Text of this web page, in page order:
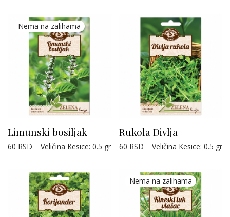
Limunski bosiljak
Veličina Kesice: 0.5 gr
60 RSD
Rukola Divlja
Veličina Kesice: 0.5 gr
60 RSD